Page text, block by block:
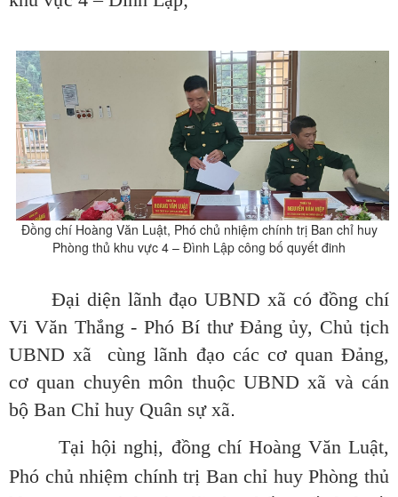
Đồng chí Hoàng Văn Luật, Phó chủ nhiệm chính trị Ban chỉ huy
Phòng thủ khu vực 4 – Đình Lập công bố quyết đinh
Đại diện lãnh đạo UBND xã có đồng chí
Vi Văn Thắng - Phó Bí thư Đảng ủy, Chủ tịch
UBND xã cùng lãnh đạo các cơ quan Đảng,
cơ quan chuyên môn thuộc UBND xã và cán
bộ Ban Chỉ huy Quân sự xã.
Tại hội nghị, đồng chí Hoàng Văn Luật,
Phó chủ nhiệm chính trị Ban chỉ huy Phòng thủ